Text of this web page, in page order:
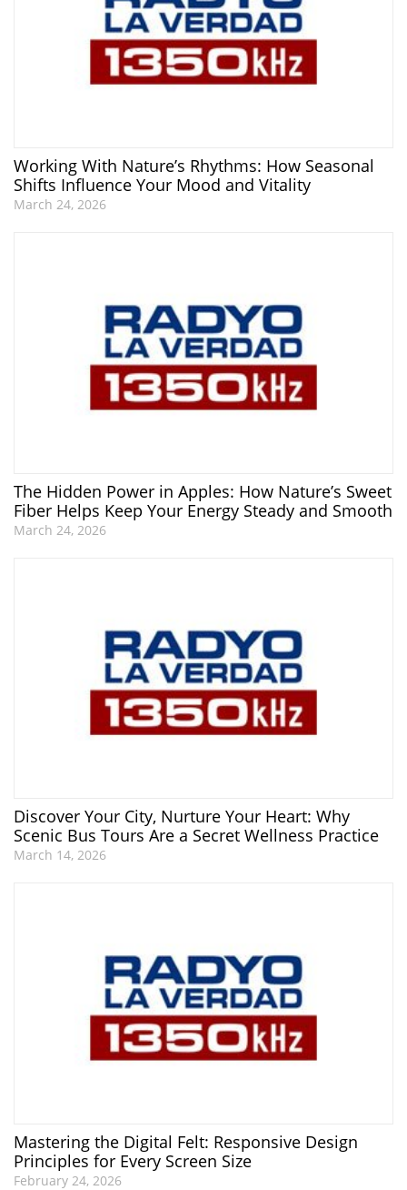
Working With Nature’s Rhythms: How Seasonal
Shifts Influence Your Mood and Vitality
March 24, 2026
The Hidden Power in Apples: How Nature’s Sweet
Fiber Helps Keep Your Energy Steady and Smooth
March 24, 2026
Discover Your City, Nurture Your Heart: Why
Scenic Bus Tours Are a Secret Wellness Practice
March 14, 2026
Mastering the Digital Felt: Responsive Design
Principles for Every Screen Size
February 24, 2026